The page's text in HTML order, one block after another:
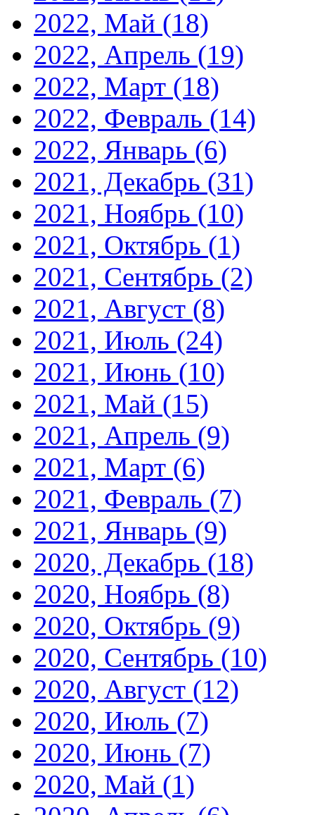
2022, Май (18)
2022, Апрель (19)
2022, Март (18)
2022, Февраль (14)
2022, Январь (6)
2021, Декабрь (31)
2021, Ноябрь (10)
2021, Октябрь (1)
2021, Сентябрь (2)
2021, Август (8)
2021, Июль (24)
2021, Июнь (10)
2021, Май (15)
2021, Апрель (9)
2021, Март (6)
2021, Февраль (7)
2021, Январь (9)
2020, Декабрь (18)
2020, Ноябрь (8)
2020, Октябрь (9)
2020, Сентябрь (10)
2020, Август (12)
2020, Июль (7)
2020, Июнь (7)
2020, Май (1)